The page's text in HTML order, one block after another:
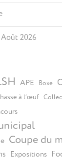
2026
APE Boxe
à l’œuf
Coupe du
Expositions